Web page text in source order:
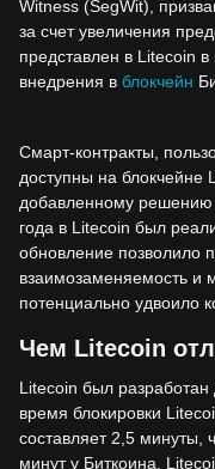
Witness (SegWit),
за счет увеличения
представлен в Litecoin
внедрения в блокчейн
Смарт-контракты,
доступны на блокчейне
добавленному решению
года в Litecoin был
обновление позволило
взаимозаменяемость и
потенциально удвоило
Чем Litecoin
Litecoin был
время блокировки
составляет 2,5 минуты,
минут у Биткоина.